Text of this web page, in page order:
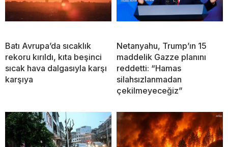
Batı Avrupa’da sıcaklık
rekoru kırıldı, kıta beşinci
sıcak hava dalgasıyla karşı
karşıya
Netanyahu, Trump’ın 15
maddelik Gazze planını
reddetti: “Hamas
silahsızlanmadan
çekilmeyeceğiz”